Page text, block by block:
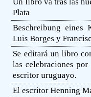
Plata
Beschreibung eines
Luis Borges y
Se editará un libro
las celebraciones
escritor uruguayo.
El escritor Henning